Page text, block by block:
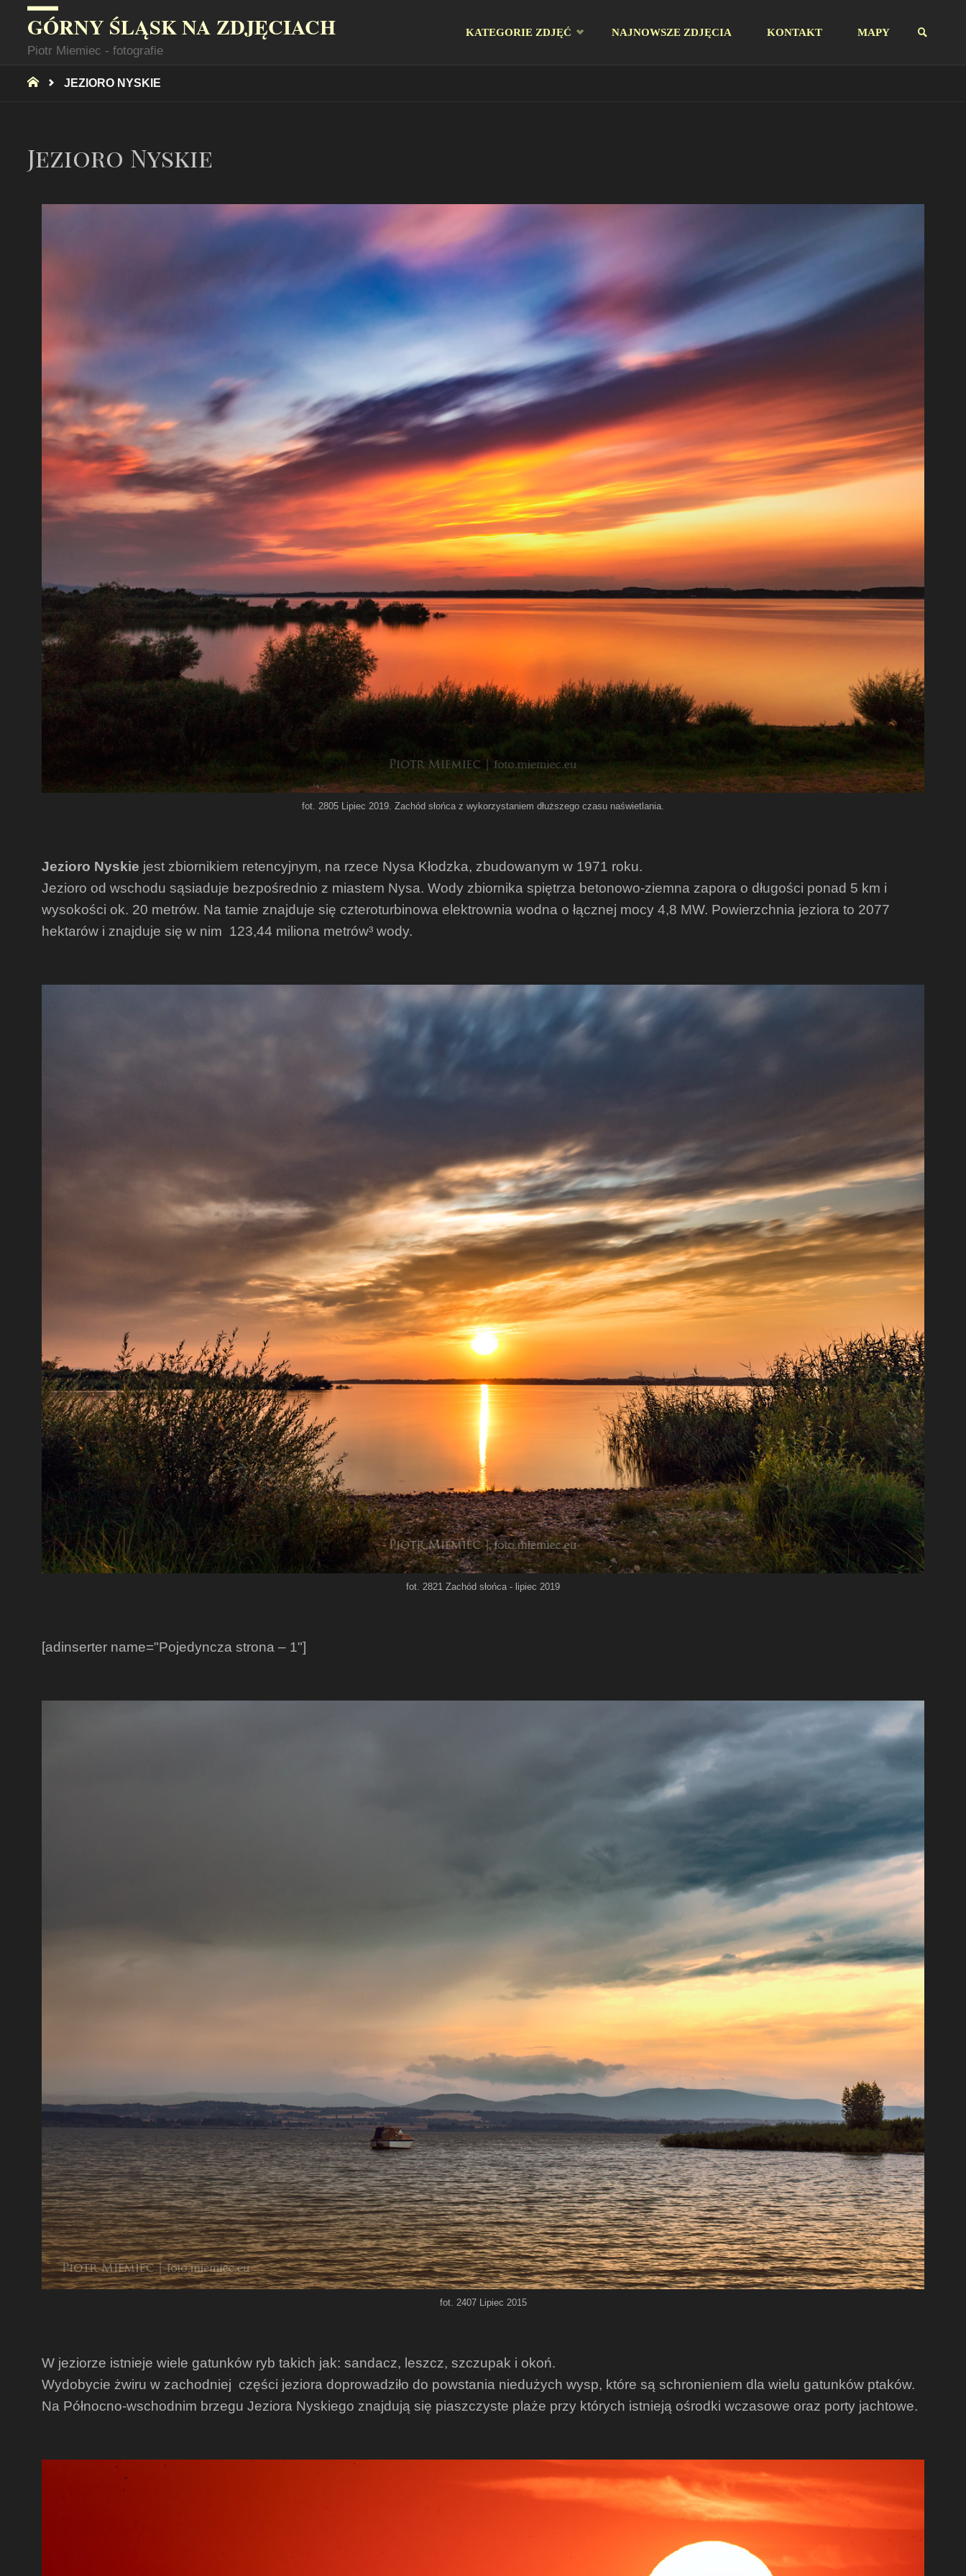
GÓRNY ŚLĄSK NA ZDJĘCIACH
Piotr Miemiec - fotografie
KATEGORIE ZDJĘĆ NAJNOWSZE ZDJĘCIA KONTAKT MAPY
STRONA
JEZIORO NYSKIE
Jezioro Nyskie
fot. 2805 Lipiec 2019. Zachód słońca z wykorzystaniem dłuższego czasu naświetlania.
Jezioro Nyskie jest zbiornikiem retencyjnym, na rzece Nysa Kłodzka, zbudowanym w 1971 roku.
Jezioro od wschodu sąsiaduje bezpośrednio z miastem Nysa. Wody zbiornika spiętrza betonowo-ziemna zapora o długości ponad 5 km i
wysokości ok. 20 metrów. Na tamie znajduje się czteroturbinowa elektrownia wodna o łącznej mocy 4,8 MW. Powierzchnia jeziora to 2077
hektarów i znajduje się w nim 123,44 miliona metrów³ wody.
fot. 2821 Zachód słońca - lipiec 2019
[adinserter name="Pojedyncza strona – 1"]
fot. 2407 Lipiec 2015
W jeziorze istnieje wiele gatunków ryb takich jak: sandacz, leszcz, szczupak i okoń.
Wydobycie żwiru w zachodniej części jeziora doprowadziło do powstania niedużych wysp, które są schronieniem dla wielu gatunków ptaków.
Na Północno-wschodnim brzegu Jeziora Nyskiego znajdują się piaszczyste plaże przy których istnieją ośrodki wczasowe oraz porty jachtowe.